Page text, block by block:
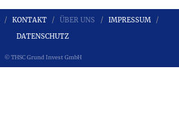
KONTAKT ÜBER UNS
IMPRESSUM
DATENSCHUTZ
© THSC Grund Invest GmbH